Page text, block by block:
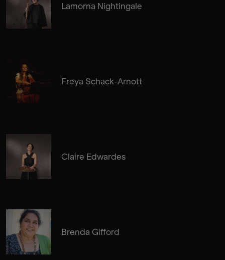
Lamorna Nightingale
Freya Schack-Arnott
Claire Edwardes
Brenda Gifford